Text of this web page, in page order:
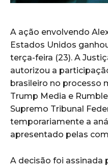
A ação envolvendo
Estados Unidos
terça-feira (23). A
autorizou a
brasileiro no processo
Trump Media e
Supremo Tribunal
temporariamente a
apresentado pelas
A decisão foi assinada